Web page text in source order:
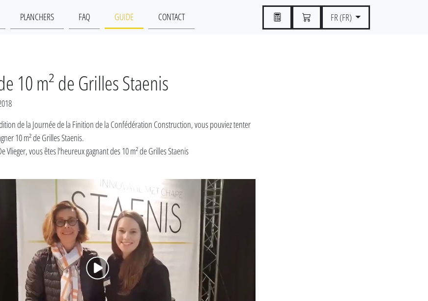
FR (FR)
PLANCHERS FAQ GUIDE CONTACT
10 m² de Grilles Staenis
de la Journée de la Finition de la Confédération Construction, vous pouviez tenter
10 m² de Grilles Staenis.
Vlieger, vous êtes l'heureux gagnant des 10 m² de Grilles Staenis